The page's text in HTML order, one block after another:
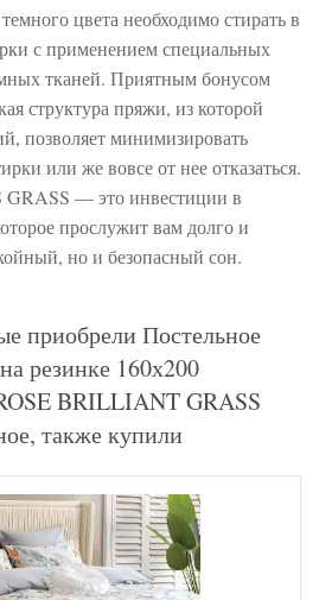
цвета необходимо стирать в
с применением специальных
тканей. Приятным бонусом
структура пряжи, из которой
позволяет минимизировать
или же вовсе от нее отказаться.
— это инвестиции в
прослужит вам долго и
но и безопасный сон.
приобрели Постельное
резинке 160х200
BRILLIANT GRASS
также купили